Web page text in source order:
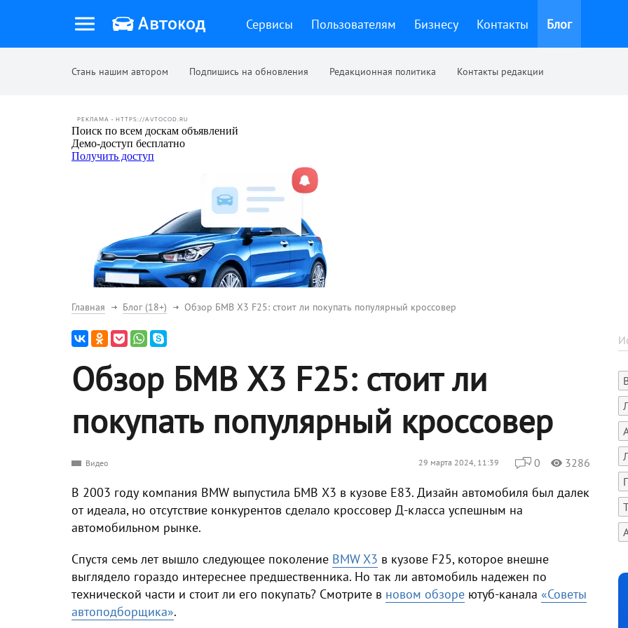
Сервисы Пользователям Бизнесу Контакты Блог
Стань нашим автором Подпишись на обновления Редакционная политика Контакты редакции
РЕКЛАМА • HTTPS://AVTOCOD.RU
Главная Блог (18+) Обзор БМВ Х3 F25: стоит ли покупать популярный кроссовер
Обзор БМВ Х3 F25: стоит ли
покупать популярный кроссовер
Видео 29 марта 2024, 11:39 0 3286
В 2003 году компания BMW выпустила БМВ X3 в кузове E83. Дизайн автомобиля был далек
от идеала, но отсутствие конкурентов сделало кроссовер Д-класса успешным на
автомобильном рынке.
Спустя семь лет вышло следующее поколение BMW X3 в кузове F25, которое внешне
выглядело гораздо интереснее предшественника. Но так ли автомобиль надежен по
технической части и стоит ли его покупать? Смотрите в новом обзоре ютуб-канала «Советы
автоподборщика».